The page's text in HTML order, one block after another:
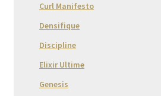
Curl Manifesto
Densifique
Discipline
Elixir Ultime
Genesis